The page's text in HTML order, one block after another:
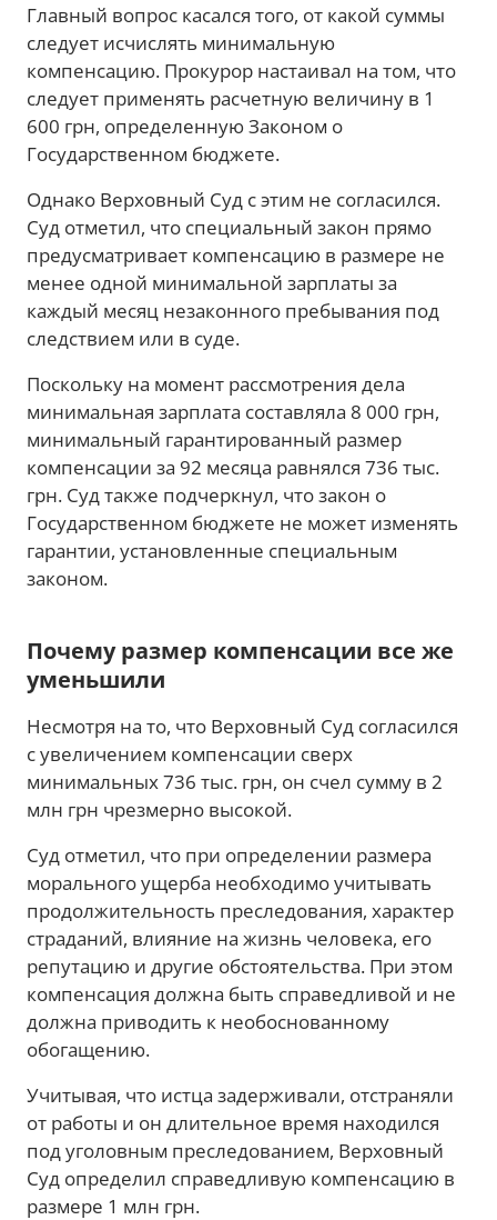
Главный вопрос касался того, от какой суммы
следует исчислять минимальную
компенсацию. Прокурор настаивал на том, что
следует применять расчетную величину в 1
600 грн, определенную Законом о
Государственном бюджете.
Однако Верховный Суд с этим не согласился.
Суд отметил, что специальный закон прямо
предусматривает компенсацию в размере не
менее одной минимальной зарплаты за
каждый месяц незаконного пребывания под
следствием или в суде.
Поскольку на момент рассмотрения дела
минимальная зарплата составляла 8 000 грн,
минимальный гарантированный размер
компенсации за 92 месяца равнялся 736 тыс.
грн. Суд также подчеркнул, что закон о
Государственном бюджете не может изменять
гарантии, установленные специальным
законом.
Почему размер компенсации все же
уменьшили
Несмотря на то, что Верховный Суд согласился
с увеличением компенсации сверх
минимальных 736 тыс. грн, он счел сумму в 2
млн грн чрезмерно высокой.
Суд отметил, что при определении размера
морального ущерба необходимо учитывать
продолжительность преследования, характер
страданий, влияние на жизнь человека, его
репутацию и другие обстоятельства. При этом
компенсация должна быть справедливой и не
должна приводить к необоснованному
обогащению.
Учитывая, что истца задерживали, отстраняли
от работы и он длительное время находился
под уголовным преследованием, Верховный
Суд определил справедливую компенсацию в
размере 1 млн грн.